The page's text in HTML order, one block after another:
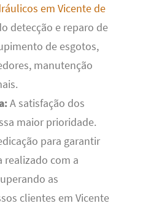
em Vicente de
detecção e reparo de
de esgotos,
manutenção
A satisfação dos
maior prioridade.
para garantir
realizado com a
as
clientes em Vicente